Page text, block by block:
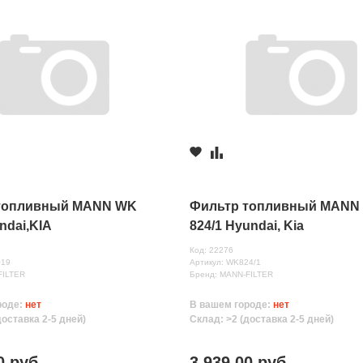
MANN WK
нет
2-5 дней)
Фильтр топливный MANN
824/1 Hyundai, Kia
Код: 22276
Артикул: WK824/1
Бренд: MANN-FILTER
В вашем городе:нет
Склад: >2 (доставка 2-5 дней)